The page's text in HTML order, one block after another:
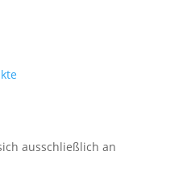
ausschließlich an